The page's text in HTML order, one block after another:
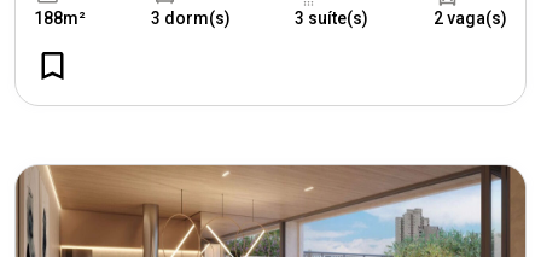
188m² 3 dorm(s) 3 suíte(s) 2 vaga(s)